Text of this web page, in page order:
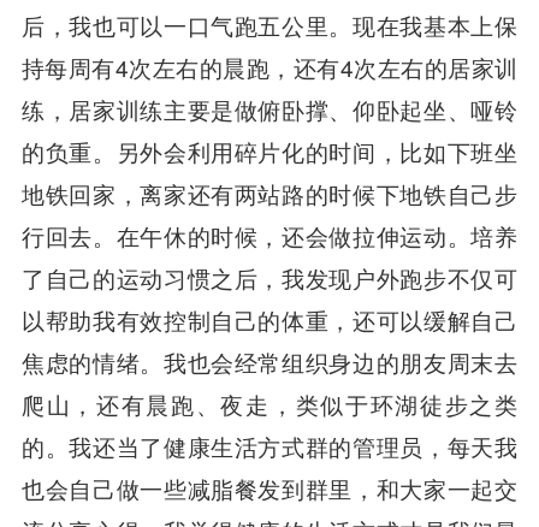
后，我也可以一口气跑五公里。现在我基本上保
持每周有4次左右的晨跑，还有4次左右的居家训
练，居家训练主要是做俯卧撑、仰卧起坐、哑铃
的负重。另外会利用碎片化的时间，比如下班坐
地铁回家，离家还有两站路的时候下地铁自己步
行回去。在午休的时候，还会做拉伸运动。培养
了自己的运动习惯之后，我发现户外跑步不仅可
以帮助我有效控制自己的体重，还可以缓解自己
焦虑的情绪。我也会经常组织身边的朋友周末去
爬山，还有晨跑、夜走，类似于环湖徒步之类
的。我还当了健康生活方式群的管理员，每天我
也会自己做一些减脂餐发到群里，和大家一起交